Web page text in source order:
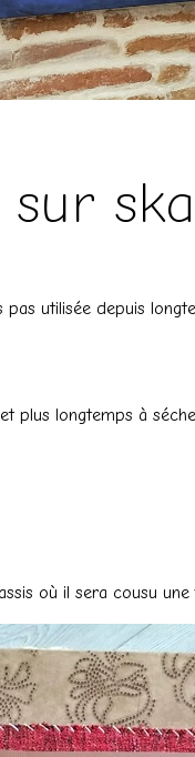
utilisée depuis
longtemps à
où il sera cousu